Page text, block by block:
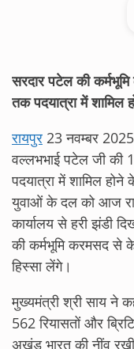
सरदार पटेल की
तक पदयात्रा में शामिल
रायपुर 23 नवम्बर
वल्लभभाई पटेल जी की
पदयात्रा में शामिल
युवाओं के दल को आज
कार्यालय से हरी झंडी
की कर्मभूमि करमसद से
हिस्सा लेंगे।
मुख्यमंत्री श्री साय ने
562 रियासतों और
अखंड भारत की नींव